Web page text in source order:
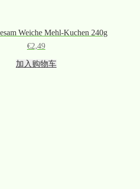
Weiche Mehl-Kuchen 240g
€2,49
加入购物车